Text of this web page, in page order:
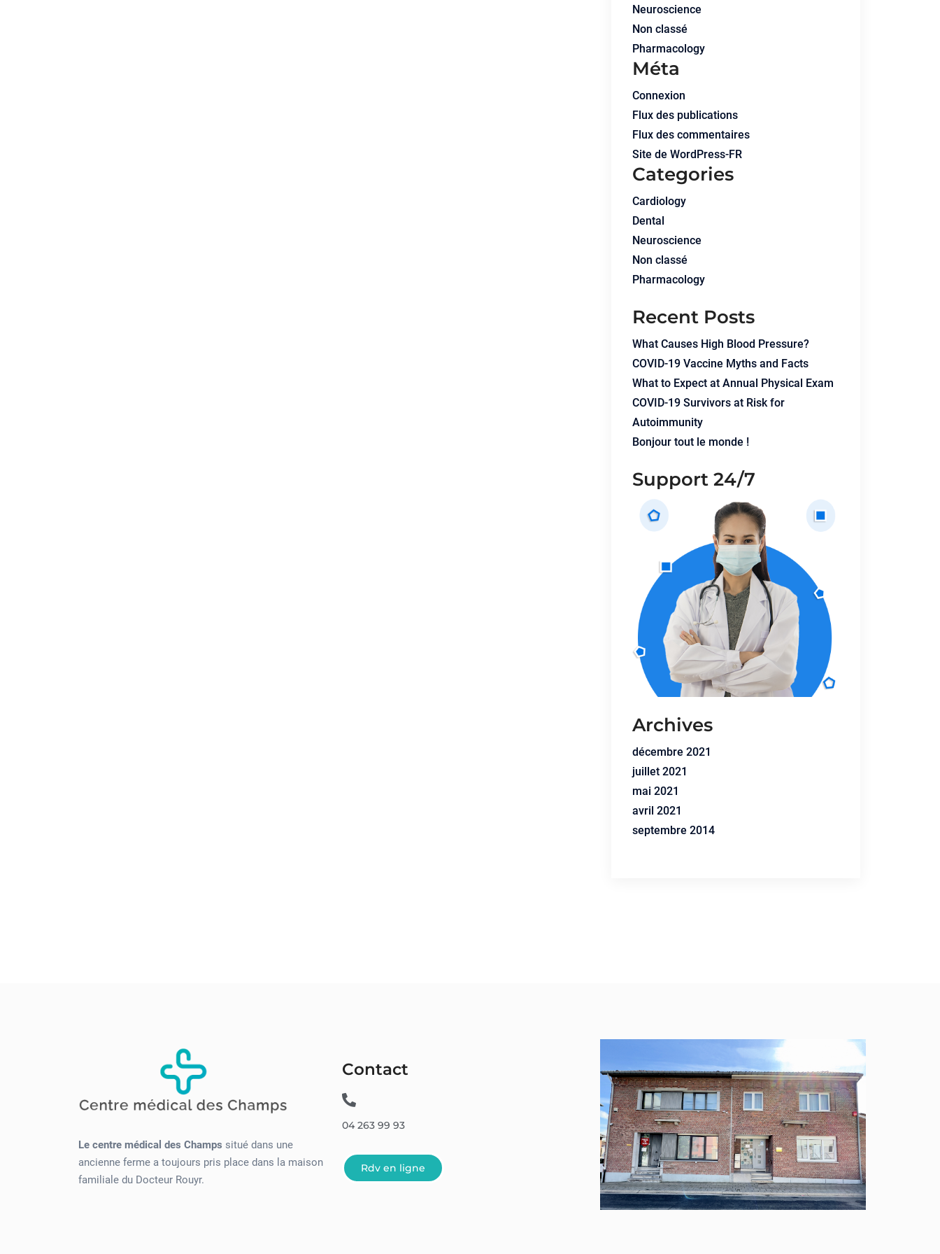
Neuroscience
Non classé
Pharmacology
Méta
Connexion
Flux des publications
Flux des commentaires
Site de WordPress-FR
Categories
Cardiology
Dental
Neuroscience
Non classé
Pharmacology
Recent Posts
What Causes High Blood Pressure?
COVID-19 Vaccine Myths and Facts
What to Expect at Annual Physical Exam
COVID-19 Survivors at Risk for
Autoimmunity
Bonjour tout le monde !
Support 24/7
Archives
décembre 2021
juillet 2021
mai 2021
avril 2021
septembre 2014
Le centre médical des Champs situé dans une
ancienne ferme a toujours pris place dans la maison
familiale du Docteur Rouyr.
Contact
04 263 99 93
Rdv en ligne